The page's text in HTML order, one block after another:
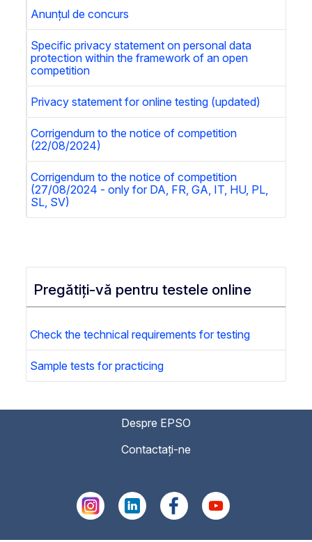
Anunțul de concurs
Specific privacy statement on personal data
protection within the framework of an open
competition
Privacy statement for online testing (updated)
Corrigendum to the notice of competition
(22/08/2024)
Corrigendum to the notice of competition
(27/08/2024 - only for DA, FR, GA, IT, HU, PL,
SL, SV)
Pregătiți-vă pentru testele online
Check the technical requirements for testing
Sample tests for practicing
Despre EPSO
Contactați-ne